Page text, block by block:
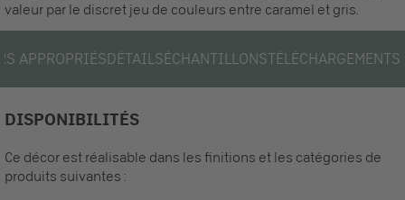
valeur par le discret jeu de couleurs entre caramel et gris.
APPROPRIÉSDÉTAILSÉCHANTILLONSTÉLÉCHARGEMENTS
DISPONIBILITÉS
Ce décor est réalisable dans les finitions et les catégories de
produits suivantes :